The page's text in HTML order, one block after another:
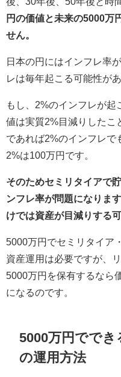
円の価値と未来の5000万
せん。
日本の円にはインフレ率
レは毎年起こる可能性があ
もし、2%のインフレが
値は実質2%目減りしたこ
であれば2%のインフレで
2%は100万円です。
そのためセミリタイアで
ンフレ率が問題になりま
けでは資産が目減りする
5000万円でセミリタイア
資産運用は必要ですが、
5000万円を保有するなら
になるのです。
5000万円ででき
の運用方法